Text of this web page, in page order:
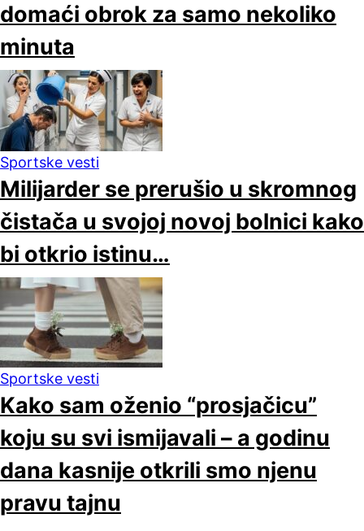
domaći obrok za samo nekoliko
minuta
Sportske vesti
Milijarder se prerušio u skromnog
čistača u svojoj novoj bolnici kako
bi otkrio istinu…
Sportske vesti
Kako sam oženio “prosjačicu”
koju su svi ismijavali – a godinu
dana kasnije otkrili smo njenu
pravu tajnu